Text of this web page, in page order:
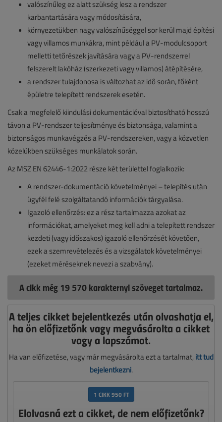
valószínűleg ez alatt szükség lesz a rendszer
karbantartására vagy módosítására,
környezetükben nagy valószínűséggel sor kerül majd építési
vagy villamos munkákra, mint például a PV-modulcsoport
melletti tetőrészek javítására vagy a PV-rendszerrel
felszerelt lakóház (szerkezeti vagy villamos) átépítésére,
a rendszer tulajdonosa is változhat az idő során, főként
épületre telepített rendszerek esetén.
Csak a megfelelő kiindulási dokumentációval biztosítható hosszú
távon a PV-rendszer teljesítménye és biztonsága, valamint a
biztonságos munkavégzés a PV-rendszereken, vagy a közvetlen
közelükben szükséges munkálatok során.
Az MSZ EN 62446-1:2022 része két területtel foglalkozik:
A rendszer-dokumentáció követelményei – telepítés után
ügyfél felé szolgáltatandó információk tárgyalása.
Igazoló ellenőrzés: ez a rész tartalmazza azokat az
információkat, amelyeket meg kell adni a telepített rendszer
kezdeti (vagy időszakos) igazoló ellenőrzését követően,
ezek a szemrevételezés és a vizsgálatok követelményei
(ezeket méréseknek nevezi a szabvány).
A cikk még 19 570 karakternyi szöveget tartalmaz.
A teljes cikket bejelentkezés után olvashatja el,
ha ön előfizetőnk vagy megvásárolta a cikket
vagy a lapszámot.
Ha van előfizetése, vagy már megvásárolta ezt a tartalmat, itt tud
bejelentkezni.
1 CIKK 950 FT
Elolvasná ezt a cikket, de nem előfizetőnk?